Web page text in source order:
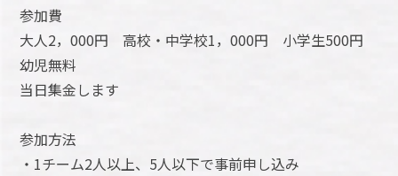
参加費
大人2，000円 高校・中学校1，000円 小学生500円
幼児無料
当日集金します
参加方法
・1チーム2人以上、5人以下で事前申し込み